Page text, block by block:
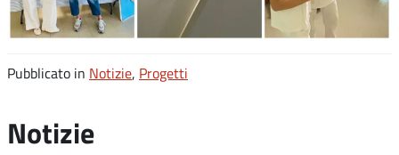
Pubblicato in Notizie, Progetti
Notizie